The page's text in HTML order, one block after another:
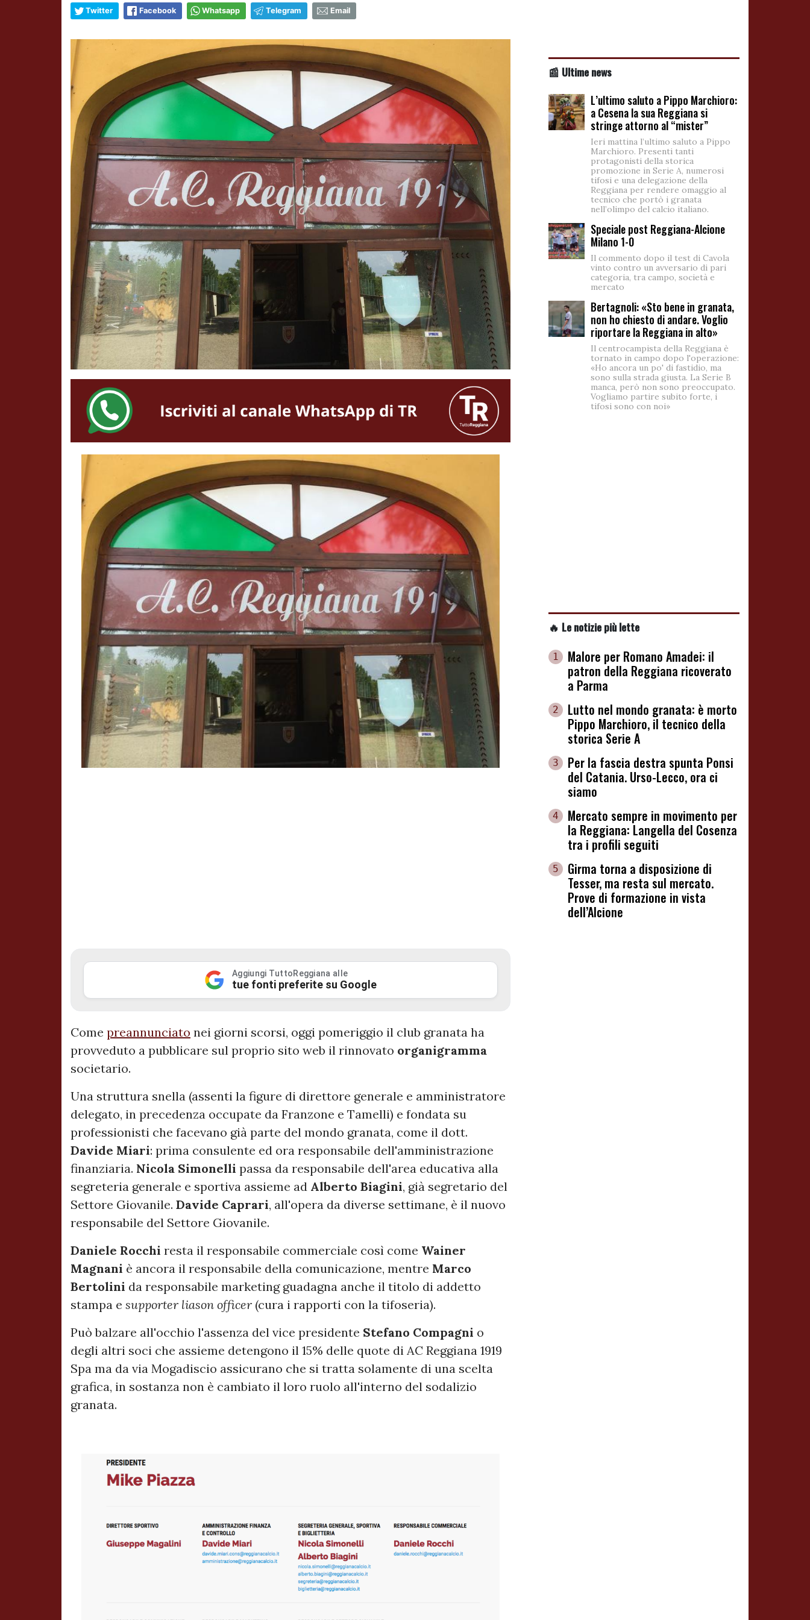
Twitter Facebook Whatsapp Telegram Email
Aggiungi TuttoReggiana alle
tue fonti preferite su Google
Come preannunciato nei giorni scorsi, oggi pomeriggio il club granata ha
provveduto a pubblicare sul proprio sito web il rinnovato organigramma
societario.
Una struttura snella (assenti la figure di direttore generale e amministratore
delegato, in precedenza occupate da Franzone e Tamelli) e fondata su
professionisti che facevano già parte del mondo granata, come il dott.
Davide Miari: prima consulente ed ora responsabile dell'amministrazione
finanziaria. Nicola Simonelli passa da responsabile dell'area educativa alla
segreteria generale e sportiva assieme ad Alberto Biagini, già segretario del
Settore Giovanile. Davide Caprari, all'opera da diverse settimane, è il nuovo
responsabile del Settore Giovanile.
Daniele Rocchi resta il responsabile commerciale così come Wainer
Magnani è ancora il responsabile della comunicazione, mentre Marco
Bertolini da responsabile marketing guadagna anche il titolo di addetto
stampa e supporter liason officer (cura i rapporti con la tifoseria).
Può balzare all'occhio l'assenza del vice presidente Stefano Compagni o
degli altri soci che assieme detengono il 15% delle quote di AC Reggiana 1919
Spa ma da via Mogadiscio assicurano che si tratta solamente di una scelta
grafica, in sostanza non è cambiato il loro ruolo all'interno del sodalizio
granata.
📰 Ultime news
L’ultimo saluto a Pippo Marchioro:
a Cesena la sua Reggiana si
stringe attorno al “mister”
Ieri mattina l’ultimo saluto a Pippo
Marchioro. Presenti tanti
protagonisti della storica
promozione in Serie A, numerosi
tifosi e una delegazione della
Reggiana per rendere omaggio al
tecnico che portò i granata
nell’olimpo del calcio italiano.
Speciale post Reggiana-Alcione
Milano 1-0
Il commento dopo il test di Cavola
vinto contro un avversario di pari
categoria, tra campo, società e
mercato
Bertagnoli: «Sto bene in granata,
non ho chiesto di andare. Voglio
riportare la Reggiana in alto»
Il centrocampista della Reggiana è
tornato in campo dopo l'operazione:
«Ho ancora un po' di fastidio, ma
sono sulla strada giusta. La Serie B
manca, però non sono preoccupato.
Vogliamo partire subito forte, i
tifosi sono con noi»
🔥 Le notizie più lette
1
Malore per Romano Amadei: il
patron della Reggiana ricoverato
a Parma
2
Lutto nel mondo granata: è morto
Pippo Marchioro, il tecnico della
storica Serie A
3
Per la fascia destra spunta Ponsi
del Catania. Urso-Lecco, ora ci
siamo
4
Mercato sempre in movimento per
la Reggiana: Langella del Cosenza
tra i profili seguiti
5
Girma torna a disposizione di
Tesser, ma resta sul mercato.
Prove di formazione in vista
dell’Alcione